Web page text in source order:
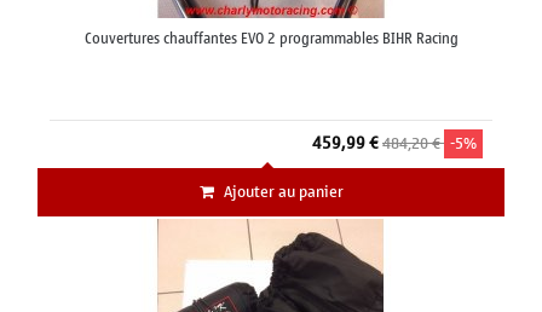
Couvertures chauffantes EVO 2 programmables BIHR Racing
459,99 €484,20 € -5%
Ajouter au panier